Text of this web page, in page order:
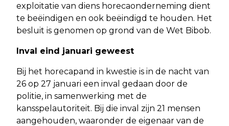
exploitatie van diens horecaonderneming dient
te beëindigen en ook beëindigd te houden. Het
besluit is genomen op grond van de Wet Bibob.
Inval eind januari geweest
Bij het horecapand in kwestie is in de nacht van
26 op 27 januari een inval gedaan door de
politie, in samenwerking met de
kansspelautoriteit. Bij die inval zijn 21 mensen
aangehouden, waaronder de eigenaar van de